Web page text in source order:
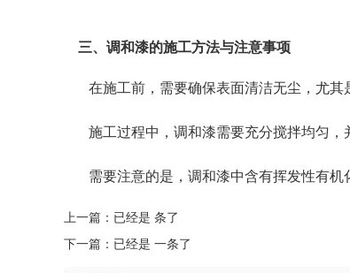
三、调和漆的施工方法与注意事项
在施工前，需要确保表面清洁无尘，尤其
施工过程中，调和漆需要充分搅拌均匀
需要注意的是，调和漆中含有挥发性有
上一篇：已经是 条了
下一篇：已经是 一条了